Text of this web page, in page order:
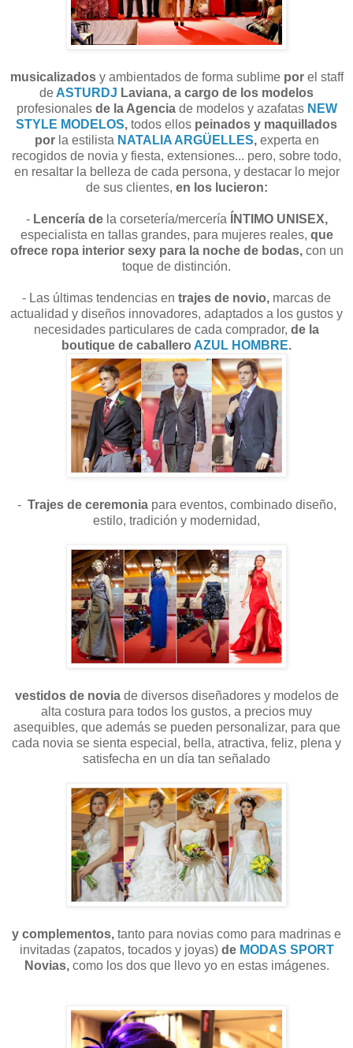
musicalizadosy ambientados de forma sublime porel staff
de ASTURDJ Laviana, a cargo de los modelos
profesionales de la Agenciade modelos y azafatas NEW
STYLE MODELOS, todos ellos peinados y maquillados
porla estilista NATALIA ARGÜELLES, experta en
recogidos de novia y fiesta, extensiones... pero, sobre todo,
en resaltar la belleza de cada persona, y destacar lo mejor
de sus clientes, en los lucieron:
- Lencería dela corsetería/mercería
ÍNTIMO UNISEX,
especialista en tallas grandes, para mujeres reales, que
ofrece ropa interior sexy para la noche de bodas, con un
toque de distinción.
- Las últimas tendencias en trajes de novio, marcas de
actualidad y diseños innovadores, adaptados a los gustos y
necesidades particulares de cada comprador, de la
boutique de caballero AZUL HOMBRE.
- Trajes de ceremoniapara eventos, combinado diseño,
estilo, tradición y modernidad,
vestidos de novia de diversos diseñadores y modelos de
alta costura para todos los gustos, a precios muy
asequibles, que además se pueden personalizar, para que
cada novia se sienta especial, bella, atractiva, feliz, plena y
satisfecha en un día tan señalado
y complementos, tanto para novias como para madrinas e
invitadas (zapatos, tocados y joyas) de MODAS SPORT
Novias, como los dos que llevo yo en estas imágenes.